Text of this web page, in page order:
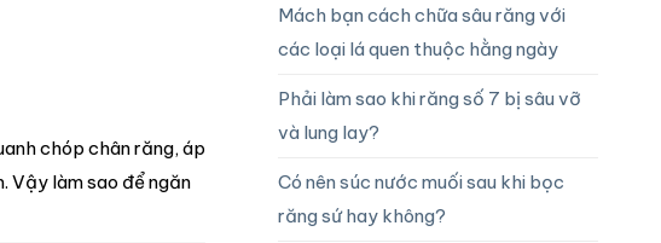
chóp chân răng, áp
Vậy làm sao để ngăn
Mách bạn cách chữa sâu răng với
các loại lá quen thuộc hằng ngày
Phải làm sao khi răng số 7 bị sâu vỡ
và lung lay?
Có nên súc nước muối sau khi bọc
răng sứ hay không?